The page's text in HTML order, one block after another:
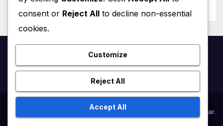
Ranska.net
Proudly powered by WordPress|Theme: Themeansar.
consent or Reject All to decline non-essential
cookies.
Customize
Reject All
Accept All